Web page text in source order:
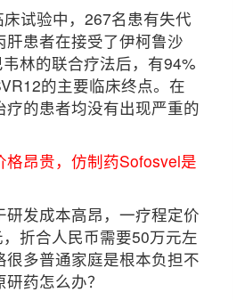
试验中，267名患有失代
肝患者在接受了伊柯鲁沙
林的联合疗法后，有94%
的主要临床终点。在
疗的患者均没有出现严重的
格昂贵，仿制药Sofosvel是
研发成本高昂，一疗程定价
折合人民币需要50万元左
很多普通家庭是根本负担不
药怎么办？